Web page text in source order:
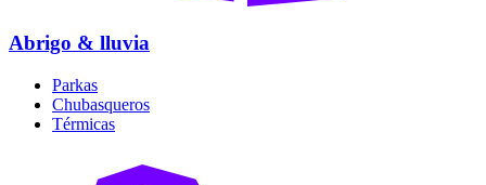
Abrigo & lluvia
Parkas
Chubasqueros
Térmicas